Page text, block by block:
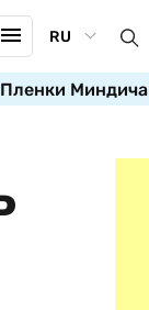
RU
Пленки Миндича